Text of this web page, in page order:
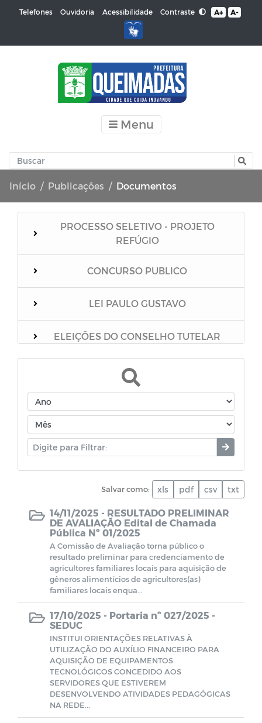
Telefones Ouvidoria Acessibilidade Contraste A+ A-
Menu
Início Publicações Documentos
PROCESSO SELETIVO - PROJETO
REFÚGIO
CONCURSO PUBLICO
LEI PAULO GUSTAVO
ELEIÇÕES DO CONSELHO TUTELAR
Relação dos vacinados
Boletim Epidemiológico
Farmácia de Medicamentos Especiais
Estagiários
Planos e Relatórios
Pareceres do TCE-PB
SELEÇÃO DE GESTORES ESCOLARES E
GESTORES ESCOLARES ADJUNTOS
Salvar como: xls pdf csv txt
14/11/2025 - RESULTADO PRELIMINAR
DE AVALIAÇÃO Edital de Chamada
Pública Nº 01/2025
A Comissão de Avaliação torna público o
resultado preliminar para credenciamento de
agricultores familiares locais para aquisição de
gêneros alimentícios de agricultores(as)
familiares locais enqua...
17/10/2025 - Portaria nº 027/2025 -
SEDUC
INSTITUI ORIENTAÇÕES RELATIVAS À
UTILIZAÇÃO DO AUXÍLIO FINANCEIRO PARA
AQUISIÇÃO DE EQUIPAMENTOS
TECNOLÓGICOS CONCEDIDO AOS
SERVIDORES QUE ESTIVEREM
DESENVOLVENDO ATIVIDADES PEDAGÓGICAS
NA REDE...